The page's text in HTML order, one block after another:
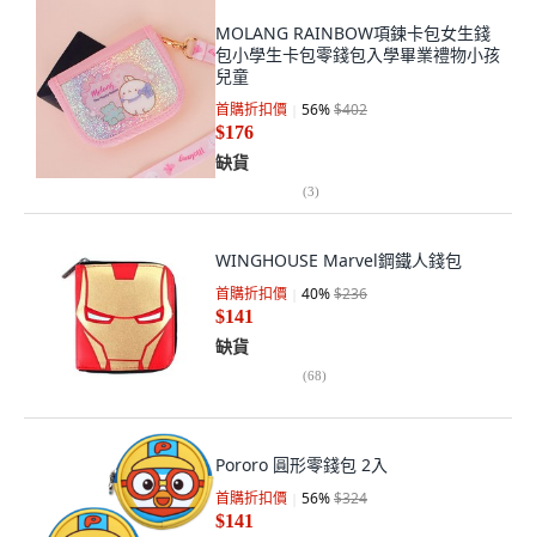
MOLANG RAINBOW項鍊卡包女生錢
包小學生卡包零錢包入學畢業禮物小孩
兒童
首購折扣價 56%$402
$176
缺貨
(3)
WINGHOUSE Marvel鋼鐵人錢包
首購折扣價 40%$236
$141
缺貨
(68)
Pororo 圓形零錢包 2入
首購折扣價 56%$324
$141